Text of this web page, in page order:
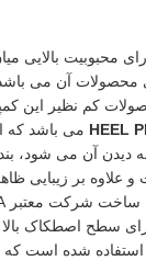
محبوبیت بالایی
محصولات آن می
کم نظیر این
می باشد که
دیدن آن می شود،
بر زیبایی
سطح اصطکاک بالا
شده است